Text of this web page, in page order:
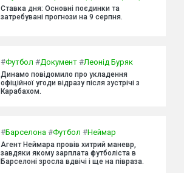
Ставка дня: Основні поєдинки та
затребувані прогнози на 9 серпня.
#Футбол #Документ #Леонід Буряк
Динамо повідомило про укладення
офіційної угоди відразу після зустрічі з
Карабахом.
#Барселона #Футбол #Неймар
Агент Неймара провів хитрий маневр,
завдяки якому зарплата футболіста в
Барселоні зросла вдвічі і ще на півраза.